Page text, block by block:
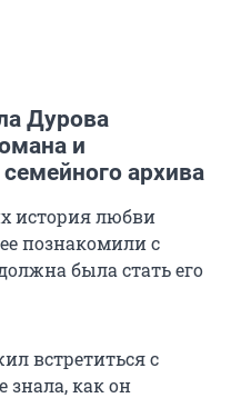
Дурова
и
архива
история любви
познакомили с
была стать его
встретиться с
как он